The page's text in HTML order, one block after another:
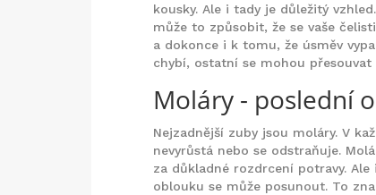
kousky. Ale i tady je důležitý
může to způsobit, že se vaše
a dokonce i k tomu, že úsměv
chybí, ostatní se mohou
Moláry - poslední
Nejzadnější zuby jsou moláry. V
nevyrůstá nebo se odstraňuje.
za důkladné rozdrcení potravy.
oblouku se může posunout. To